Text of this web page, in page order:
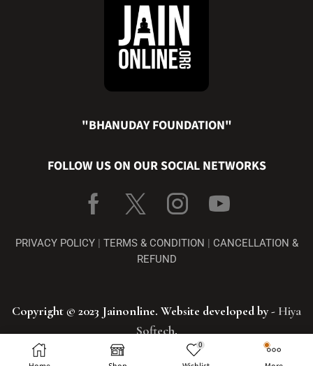
"BHANUDAY FOUNDATION"
FOLLOW US ON OUR SOCIAL NETWORKS
PRIVACY POLICY| TERMS & CONDITION | CANCELLATION &
REFUND
Copyright © 2023 Jainonline. Website developed by - Hiya
Softech.
0